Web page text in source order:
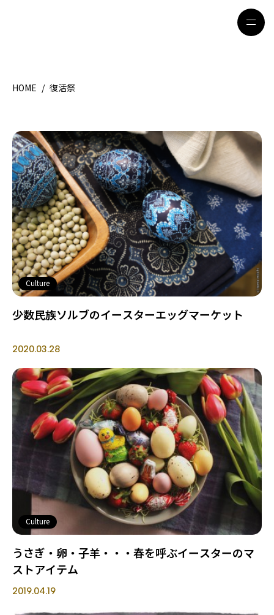
HOME
観光ガイド
留学＆キャリア
ライフスタイル
著者一覧
ライター募集
HOME / 復活祭
Culture
少数民族ソルブのイースターエッグマーケット
2020.03.28
Culture
うさぎ・卵・子羊・・・春を呼ぶイースターのマ
ストアイテム
2019.04.19